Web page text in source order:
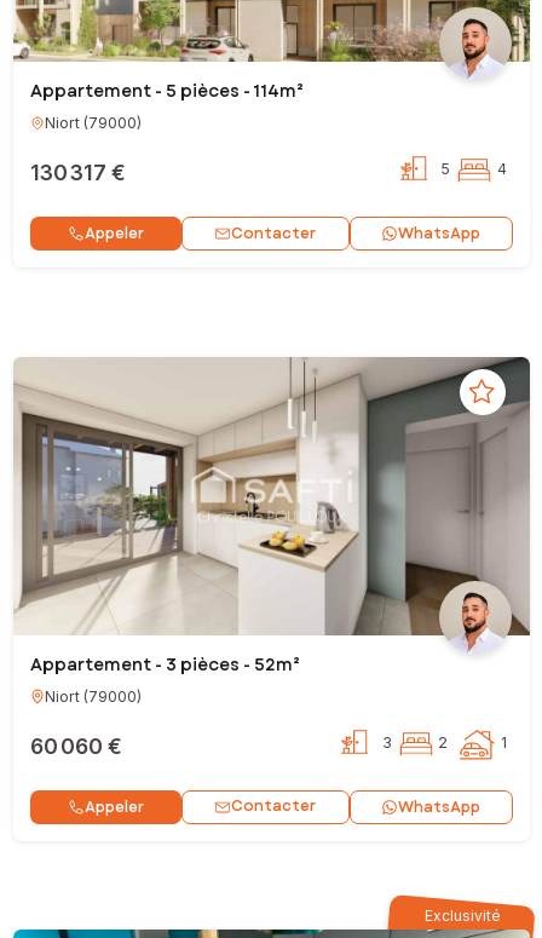
Appartement - 5 pièces - 114m²
Niort(79000)
130 317 € 5 4
Appeler Contacter WhatsApp
Appartement - 3 pièces - 52m²
Niort(79000)
60 060 € 3 2 1
Appeler Contacter WhatsApp
Exclusivité